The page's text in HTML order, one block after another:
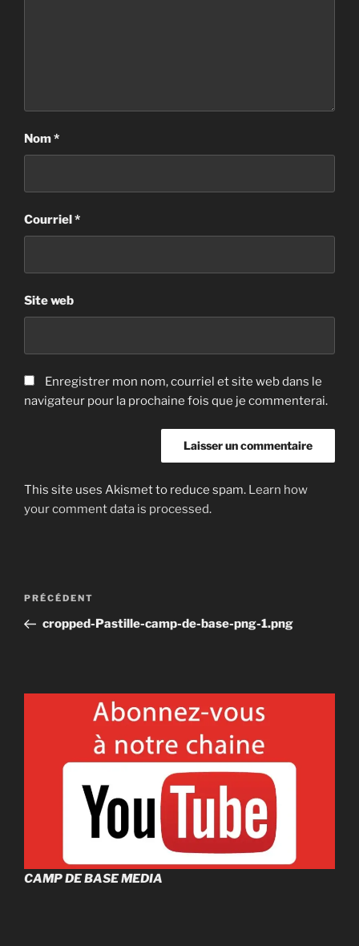
Nom*
Courriel *
Site web
Enregistrer mon nom, courriel et site web dans le
navigateur pour la prochaine fois que je commenterai.
This site uses Akismet to reduce spam. Learn how
your comment data is processed.
Navigation
l'article
Article
précédent
PRÉCÉDENT
cropped-Pastille-camp-de-base-png-1.png
CAMP DE BASE MEDIA